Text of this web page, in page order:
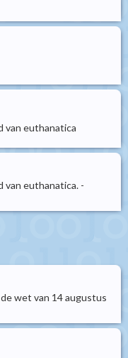
van euthanatica
van euthanatica. -
wet van 14 augustus